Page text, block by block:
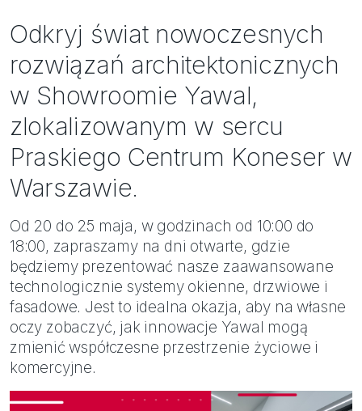
Inspiracje
Odkryj świat nowoczesnych
rozwiązań architektonicznych
w Showroomie Yawal,
zlokalizowanym w sercu
Praskiego Centrum Koneser w
Warszawie.
Od 20 do 25 maja, w godzinach od 10:00 do
18:00, zapraszamy na dni otwarte, gdzie
będziemy prezentować nasze zaawansowane
technologicznie systemy okienne, drzwiowe i
fasadowe. Jest to idealna okazja, aby na własne
oczy zobaczyć, jak innowacje Yawal mogą
zmienić współczesne przestrzenie życiowe i
komercyjne.